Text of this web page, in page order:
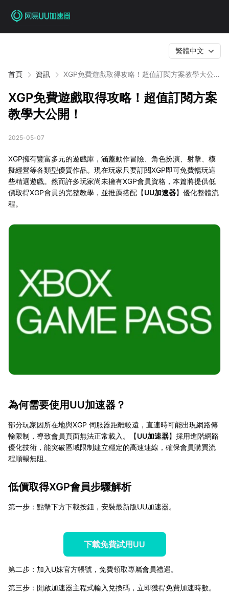
首頁 資訊
XGP免費遊戲取得攻略！超值訂閱方案教學大公
繁體中文
XGP免費遊戲取得攻略！超值訂閱方案
教學大公開！
2025-05-07
XGP擁有豐富多元的遊戲庫，涵蓋動作冒險、角色扮演、射擊、模
擬經營等各類型優質作品。現在玩家只要訂閱XGP即可免費暢玩這
些精選遊戲。然而許多玩家尚未擁有XGP會員資格，本篇將提供低
價取得XGP會員的完整教學，並推薦搭配【UU加速器】優化整體流
程。
為何需要使用UU加速器？
部分玩家因所在地與XGP 伺服器距離較遠，直連時可能出現網路傳
輸限制，導致會員頁面無法正常載入。【UU加速器】採用進階網路
優化技術，能突破區域限制建立穩定的高速連線，確保會員購買流
程順暢無阻。
低價取得XGP會員步驟解析
第一步：點擊下方下載按鈕，安裝最新版UU加速器。
下載免費試用UU
第二步：加入U妹官方帳號，免費領取專屬會員禮遇。
第三步：開啟加速器主程式輸入兌換碼，立即獲得免費加速時數。